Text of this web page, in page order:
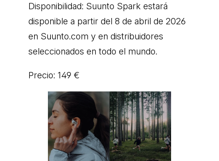
Disponibilidad: Suunto Spark estará
disponible a partir del 8 de abril de 2026
en Suunto.com y en distribuidores
seleccionados en todo el mundo.
Precio: 149 €